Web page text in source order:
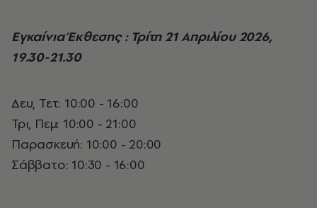
Εγκαίνια Έκθεσης : Τρίτη 21 Απριλίου 2026,
19.30-21.30
Δευ, Τετ: 10:00 - 16:00
Τρι, Πεμ: 10:00 - 21:00
Παρασκευή: 10:00 - 20:00
Σάββατο: 10:30 - 16:00